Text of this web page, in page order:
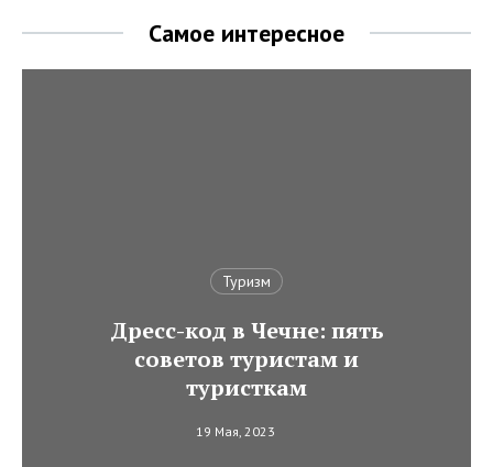
Самое интересное
Туризм
Дресс-код в Чечне: пять
советов туристам и
туристкам
19 Мая, 2023